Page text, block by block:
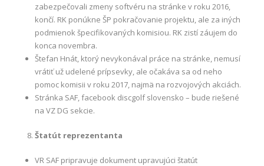
zabezpečovali zmeny softvéru na stránke v roku 2016,
končí. RK ponúkne ŠP pokračovanie projektu, ale za iných
podmienok špecifikovaných komisiou. RK zistí záujem do
konca novembra.
Štefan Hnát, ktorý nevykonával práce na stránke, nemusí
vrátiť už udelené prípsevky, ale očakáva sa od neho
pomoc komisii v roku 2017, najmä na rozvojových akciách.
Stránka SAF, facebook discgolf slovensko – bude riešené
na VZ DG sekcie.
Štatút reprezentanta
VR SAF pripravuje dokument upravujúci štatút